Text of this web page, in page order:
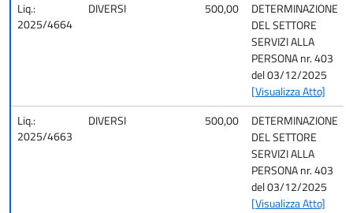
Liq.:
2025/4664
DIVERSI 500,00
DETERMINAZIONE
DEL SETTORE
SERVIZI ALLA
PERSONA nr. 403
del 03/12/2025
[Visualizza Atto]
Liq.:
2025/4663
DIVERSI 500,00
DETERMINAZIONE
DEL SETTORE
SERVIZI ALLA
PERSONA nr. 403
del 03/12/2025
[Visualizza Atto]